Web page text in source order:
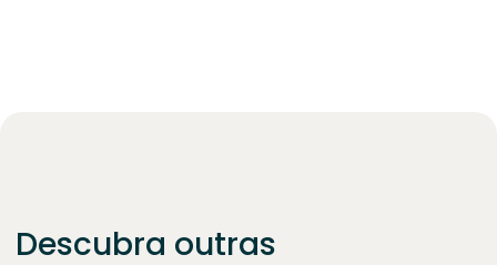
Descubra outras